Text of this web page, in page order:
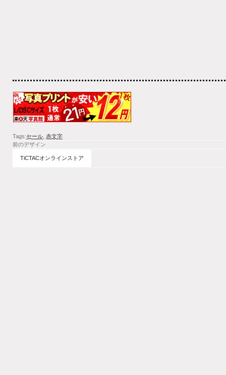
Tags:セール 赤文字
前のデザイン
TiCTACオンラインストア